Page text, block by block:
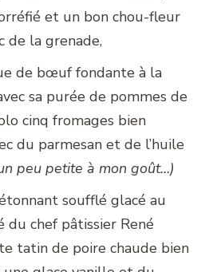
et un bon chou-fleur
de la grenade,
de bœuf fondante à la
sa purée de pommes de
cinq fromages bien
du parmesan et de l’huile
peu petite à mon goût…)
soufflé glacé au
du chef pâtissier René
tatin de poire chaude bien